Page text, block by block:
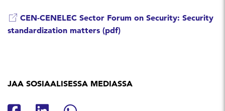
CEN-CENELEC Sector Forum on Security: Security
standardization matters (pdf)
JAA SOSIAALISESSA MEDIASSA